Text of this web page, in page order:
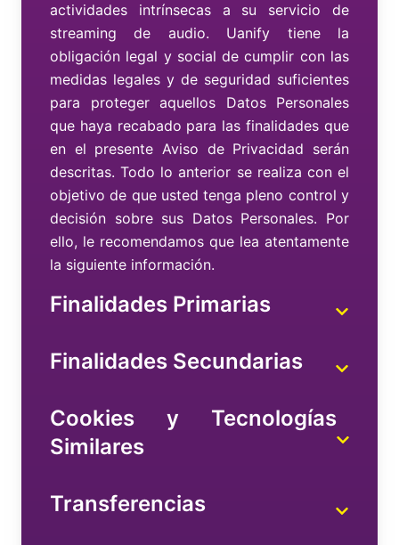
actividades intrínsecas a su servicio de
streaming de audio. Uanify tiene la
obligación legal y social de cumplir con las
medidas legales y de seguridad suficientes
para proteger aquellos Datos Personales
que haya recabado para las finalidades que
en el presente Aviso de Privacidad serán
descritas. Todo lo anterior se realiza con el
objetivo de que usted tenga pleno control y
decisión sobre sus Datos Personales. Por
ello, le recomendamos que lea atentamente
la siguiente información.
Finalidades Primarias
Finalidades Secundarias
Cookies y Tecnologías
Similares
Transferencias